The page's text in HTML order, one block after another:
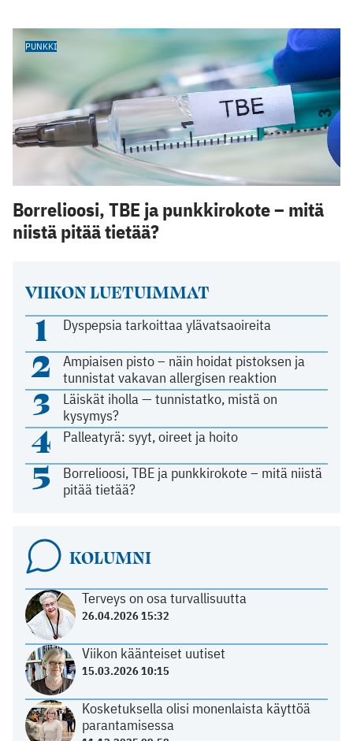
VIIKON LUETUIMMAT
1 Dyspepsia tarkoittaa ylävatsaoireita
2
Ampiaisen pisto – näin hoidat pistoksen ja
tunnistat vakavan allergisen reaktion
3
Läiskät iholla — tunnistatko, mistä on
kysymys?
4 Palleatyrä: syyt, oireet ja hoito
5
Borrelioosi, TBE ja punkkirokote – mitä niistä
pitää tietää?
KOLUMNI
Terveys on osa turvallisuutta
26.04.2026 15:32
Viikon käänteiset uutiset
15.03.2026 10:15
Kosketuksella olisi monenlaista käyttöä
parantamisessa
PUNKKI
Borrelioosi, TBE ja punkkirokote – mitä
niistä pitää tietää?